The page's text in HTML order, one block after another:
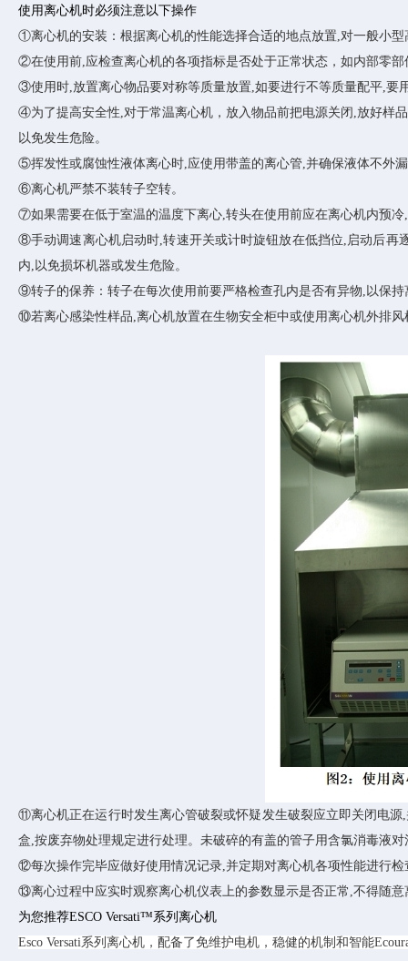
使用离心机时必须注意以下操作
①离心机的安装：根据离心机的性能选择合适的地点放置,对一般小
②在使用前,应检查离心机的各项指标是否处于正常状态，如内部零
③使用时,放置离心物品要对称等质量放置,如要进行不等质量配平,要
④为了提高安全性,对于常温离心机，放入物品前把电源关闭,放好样
以免发生危险。
⑤挥发性或腐蚀性液体离心时,应使用带盖的离心管,并确保液体不外
⑥离心机严禁不装转子空转。
⑦如果需要在低于室温的温度下离心,转头在使用前应在离心机内预冷
⑧手动调速离心机启动时,转速开关或计时旋钮放在低挡位,启动后再
内,以免损坏机器或发生危险。
⑨转子的保养：转子在每次使用前要严格检查孔内是否有异物,以保
⑩若离心感染性样品,离心机放置在生物安全柜中或使用离心机外排
⑪离心机正在运行时发生离心管破裂或怀疑发生破裂应立即关闭电
盒,按废弃物处理规定进行处理。未破碎的有盖的管子用含氯消毒液
⑫每次操作完毕应做好使用情况记录,并定期对离心机各项性能进行
⑬离心过程中应实时观察离心机仪表上的参数显示是否正常,不得随
为您推荐ESCO Versati™系列 离心机
Esco Versati系列离心机，配备了免维护电机，稳健的机制和智能